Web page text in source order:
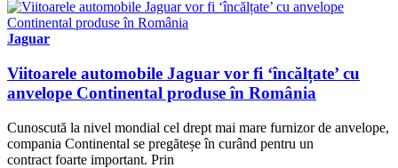
Jaguar
Viitoarele automobile Jaguar vor fi ‘încălțate’ cu
anvelope Continental produse în România
Cunoscută la nivel mondial cel drept mai mare furnizor de anvelope,
compania Continental se pregăteșe în curând pentru un
contract foarte important. Prin